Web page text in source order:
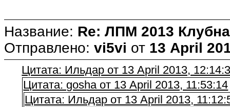
Название: Re: ЛПМ 2013
Отправлено: vi5vi от 13 April
Цитата: Ильдар от 13 April 2013,
Цитата: gosha от 13 April 2013, 11:53:14
Цитата: Ильдар от 13 April 2013,